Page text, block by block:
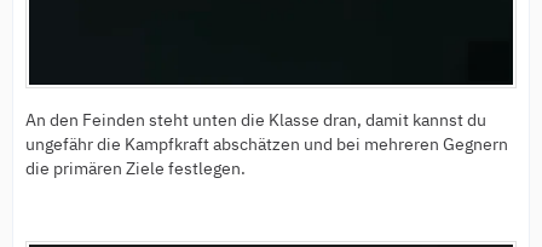
An den Feinden steht unten die Klasse dran, damit kannst du
ungefähr die Kampfkraft abschätzen und bei mehreren Gegnern
die primären Ziele festlegen.